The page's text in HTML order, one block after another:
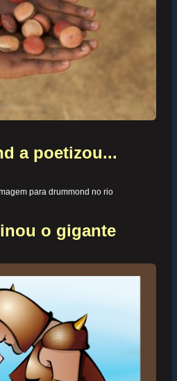
a poetizou...
o gigante